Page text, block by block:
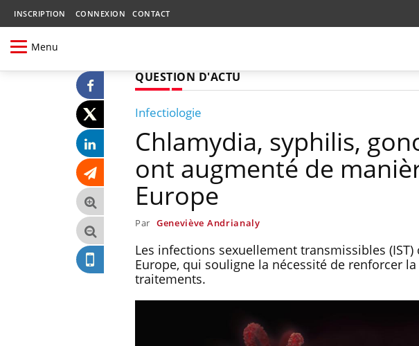
INSCRIPTION CONNEXION CONTACT
Menu
QUESTION D'ACTU
Infectiologie
Chlamydia, syphilis,
ont augmenté de
Europe
Par Geneviève Andrianaly
Les infections sexuellement transmissibles
Europe, qui souligne la nécessité de renforcer
traitements.